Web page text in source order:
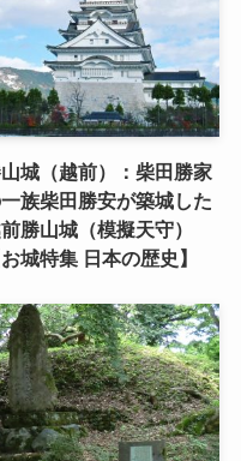
山城（越前）：柴田勝家
族柴田勝安が築城した
勝山城（模擬天守）
お城特集 日本の歴史】